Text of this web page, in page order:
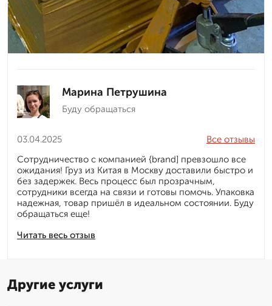
Марина Петрушина
Буду обращаться
03.04.2025
Читать весь отзыв
Все отзывы
Сотрудничество с компанией {brand] превзошло все
ожидания! Груз из Китая в Москву доставили быстро и
без задержек. Весь процесс был прозрачным,
сотрудники всегда на связи и готовы помочь. Упаковка
надежная, товар пришёл в идеальном состоянии. Буду
обращаться еще!
Другие услуги